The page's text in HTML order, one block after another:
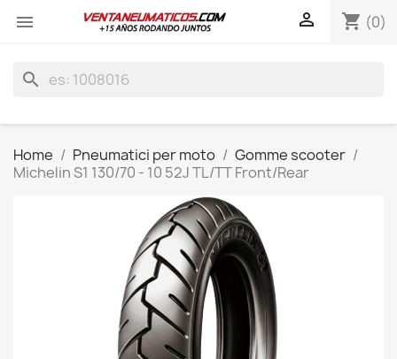
 shopping_cart (0)

search
Home Pneumatici per moto
Gomme scooter
Michelin S1 130/70 - 10 52J TL/TT Front/Rear